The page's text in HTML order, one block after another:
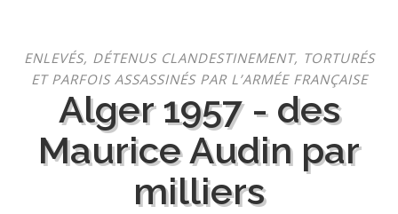
contenu
ENLEVÉS, DÉTENUS CLANDESTINEMENT, TORTURÉS
ET PARFOIS ASSASSINÉS PAR L’ARMÉE FRANÇAISE
Alger 1957 - des
Maurice Audin par
milliers